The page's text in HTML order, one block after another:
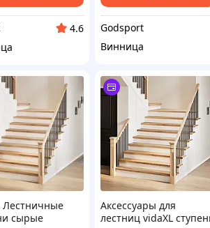
4.6
Godsport
Винница
Лестничные
сырые
Аксессуары для
лестниц vidaXL